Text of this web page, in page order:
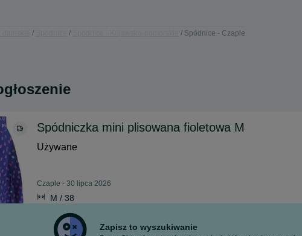
Spódnice - Czaple
Spódniczka mini plisowana fioletowa M
Używane
Czaple - 30 lipca 2026
M / 38
Zapisz to wyszukiwanie